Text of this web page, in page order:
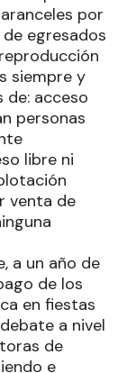
por
de egresados
siempre y
de: acceso
personas
libre ni
venta de
a un año de
de los
en fiestas
a nivel
de
e